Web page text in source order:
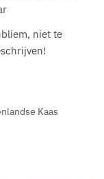
niet te
Kaas